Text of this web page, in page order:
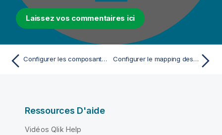
Laissez vos commentaires ici
Configurer les composants d'entrée Configurer le mapping des données afin de générer une sous-requête
Ressources D'aide
Vidéos Qlik Help